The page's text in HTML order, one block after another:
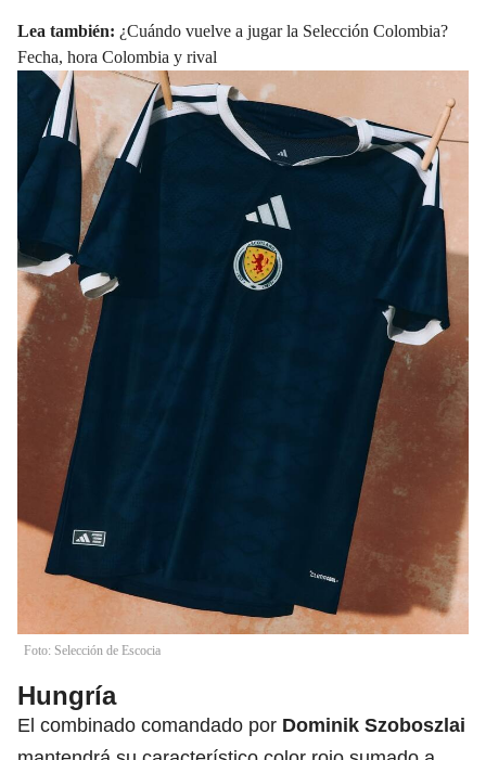
Lea también: ¿Cuándo vuelve a jugar la Selección Colombia?
Fecha, hora Colombia y rival
Foto: Selección de Escocia
Hungría
El combinado comandado por Dominik Szoboszlai